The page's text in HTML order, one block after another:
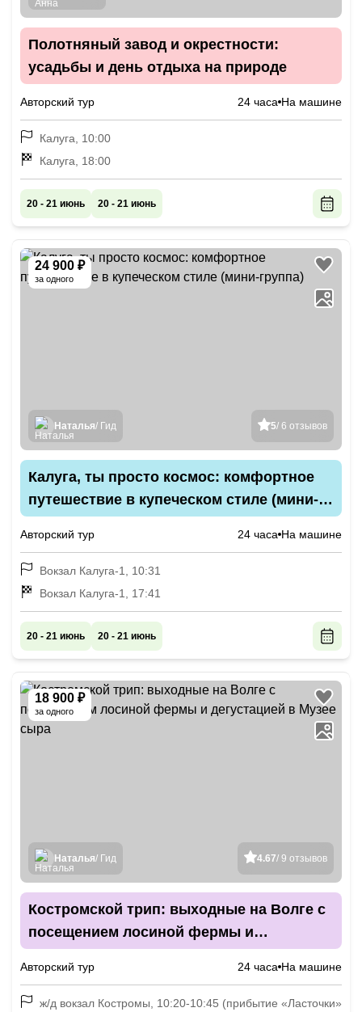
Полотняный завод и окрестности:
усадьбы и день отдыха на природе
Авторский тур 24 часа На машине
Калуга, 10:00
Калуга, 18:00
20 - 21 июнь 20 - 21 июнь
24 900 ₽
за одного
5/ 6 отзывов
Наталья/ Гид
Калуга, ты просто космос: комфортное
путешествие в купеческом стиле (мини-
Авторский тур 24 часа На машине
Вокзал Калуга-1, 10:31
Вокзал Калуга-1, 17:41
20 - 21 июнь 20 - 21 июнь
18 900 ₽
за одного
4.67/ 9 отзывов
Наталья/ Гид
Костромской трип: выходные на Волге с
посещением лосиной фермы и
Авторский тур 24 часа На машине
ж/д вокзал Костромы, 10:20-10:45 (прибытие «Ласточки»